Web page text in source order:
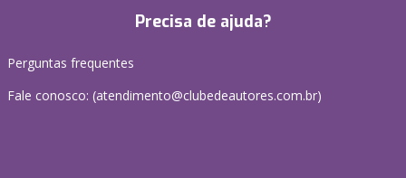
Precisa de ajuda?
Perguntas frequentes
Fale conosco: (atendimento@clubedeautores.com.br)